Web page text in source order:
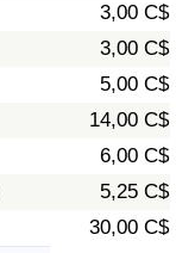
3,00 C$
3,00 C$
5,00 C$
14,00 C$
6,00 C$
5,25 C$
30,00 C$